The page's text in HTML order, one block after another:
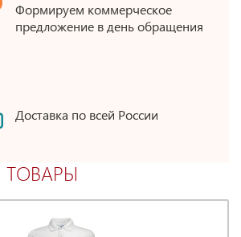
Формируем коммерческое
предложение в день обращения
Доставка по всей России